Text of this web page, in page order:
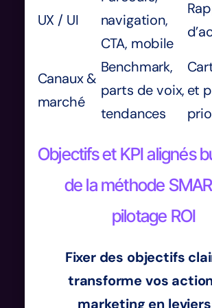
UX / UI
navigation,
CTA, mobile
Canaux &
marché
Benchmark,
parts de voix,
tendances
et
Objectifs et KPI alignés
de la méthode
pilotage ROI
Fixer des objectifs
transforme vos
marketing en leviers